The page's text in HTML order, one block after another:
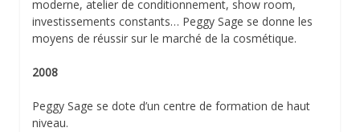
moderne, atelier de conditionnement, show room,
investissements constants… Peggy Sage se donne les
moyens de réussir sur le marché de la cosmétique.
2008
Peggy Sage se dote d’un centre de formation de haut
niveau.